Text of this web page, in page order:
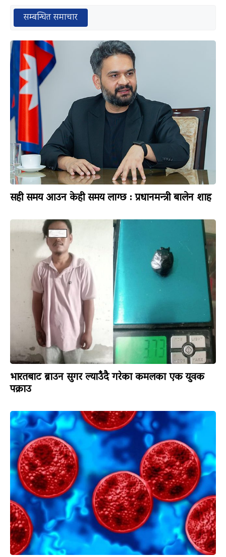
सम्बन्धित समाचार
सही समय आउन केही समय लाग्छ : प्रधानमन्त्री बालेन शाह
भारतबाट ब्राउन सुगर ल्याउँदै गरेका कमलका एक युवक
पक्राउ